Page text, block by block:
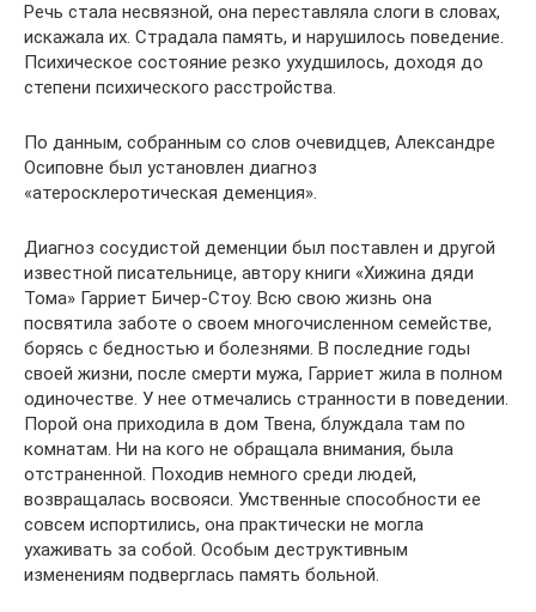
Речь стала несвязной, она переставляла слоги в словах,
искажала их. Страдала память, и нарушилось поведение.
Психическое состояние резко ухудшилось, доходя до
степени психического расстройства.
По данным, собранным со слов очевидцев, Александре
Осиповне был установлен диагноз
«атеросклеротическая деменция».
Диагноз сосудистой деменции был поставлен и другой
известной писательнице, автору книги «Хижина дяди
Тома» Гарриет Бичер-Стоу. Всю свою жизнь она
посвятила заботе о своем многочисленном семействе,
борясь с бедностью и болезнями. В последние годы
своей жизни, после смерти мужа, Гарриет жила в полном
одиночестве. У нее отмечались странности в поведении.
Порой она приходила в дом Твена, блуждала там по
комнатам. Ни на кого не обращала внимания, была
отстраненной. Походив немного среди людей,
возвращалась восвояси. Умственные способности ее
совсем испортились, она практически не могла
ухаживать за собой. Особым деструктивным
изменениям подверглась память больной.